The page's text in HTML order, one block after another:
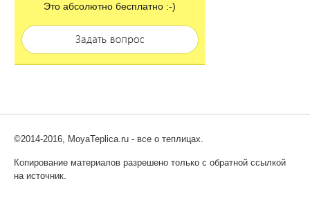
Это абсолютно бесплатно :-)
©2014-2016, MoyaTeplica.ru - все о теплицах.
Копирование материалов разрешено только с обратной ссылкой
на источник.